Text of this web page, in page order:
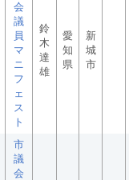
会
議
員
マ
ニ
フ
ェ
ス
ト
鈴
木
達
雄
愛
知
県
新
城
市
市
議
会